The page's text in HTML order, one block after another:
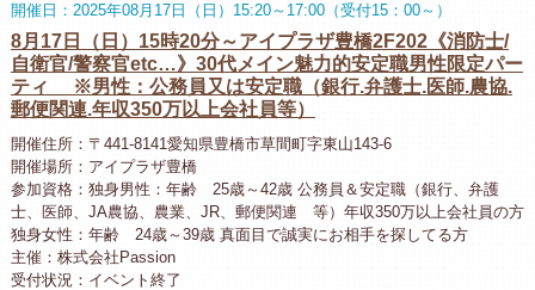
開催日：2025年08月17日（日）15:20～17:00（受付15：00～）
8月17日（日）15時20分～アイプラザ豊橋2F202《消防士/
自衛官/警察官etc…》30代メイン魅力的安定職男性限定パー
ティ ※男性：公務員又は安定職（銀行.弁護士.医師.農協.
郵便関連.年収350万以上会社員等）
開催住所：〒441-8141愛知県豊橋市草間町字東山143-6
開催場所：アイプラザ豊橋
参加資格：独身男性：年齢 25歳～42歳 公務員＆安定職（銀行、弁護
士、医師、JA農協、農業、JR、郵便関連 等）年収350万以上会社員の方
独身女性：年齢 24歳～39歳 真面目で誠実にお相手を探してる方
主催：株式会社Passion
受付状況：イベント終了